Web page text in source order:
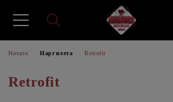
Начало Наргилета Retrofit
Retrofit